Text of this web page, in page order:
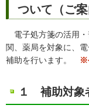
ついて（ご案
電子処方箋の活用・
関、薬局を対象に、
補助を行います。
※
１ 補助対象